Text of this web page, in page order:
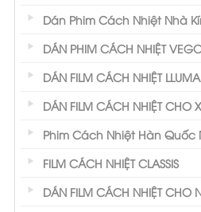
Dán Phim Cách Nhiệt Nhà
DÁN PHIM CÁCH NHIỆT
DÁN FILM CÁCH NHIỆT
DÁN FILM CÁCH NHIỆT CHO
Phim Cách Nhiệt Hàn Quốc
FILM CÁCH NHIỆT CLASSIS
DÁN FILM CÁCH NHIỆT CHO